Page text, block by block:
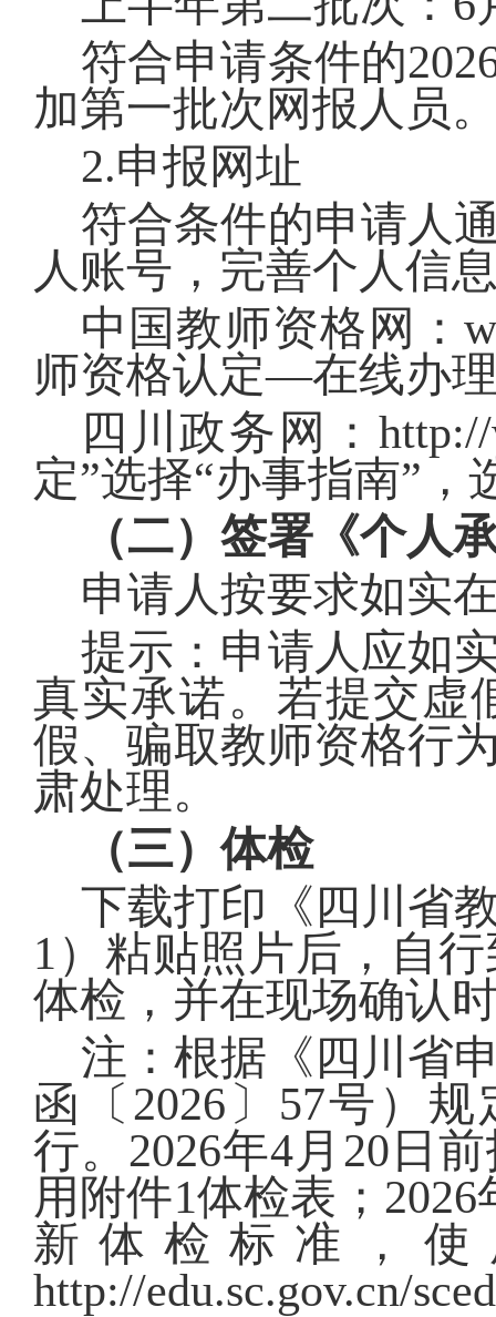
符合申请条件的
加第一批次网报人员
2.申报网址
符合条件的申请人
人账号，完善个人信
中国教师资格网：
师资格认定—在线办
四川政务网：
定”选择“办事指南”，
（二）签署《个人
申请人按要求如实
提示：申请人应如
真实承诺。若提交虚
假、骗取教师资格行
肃处理。
（三）体检
下载打印《四川省
1 ）粘贴照片后，自
体检，并在现场确认
注：根据《四川省
函〔2026 〕 57号）规
行。 2026年4月 20 日
用附件1体检表；2026
新体检标准，
http://edu.sc.gov.cn/